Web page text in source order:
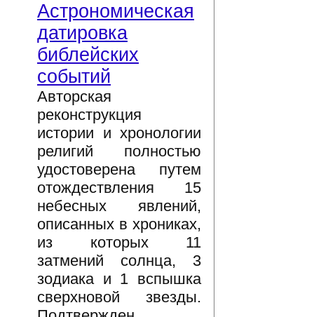
Астрономическая
датировка
библейских
событий
Авторская
реконструкция
истории и хронологии
религий полностью
удостоверена путем
отождествления 15
небесных явлений,
описанных в хрониках,
из которых 11
затмений солнца, 3
зодиака и 1 вспышка
сверхновой звезды.